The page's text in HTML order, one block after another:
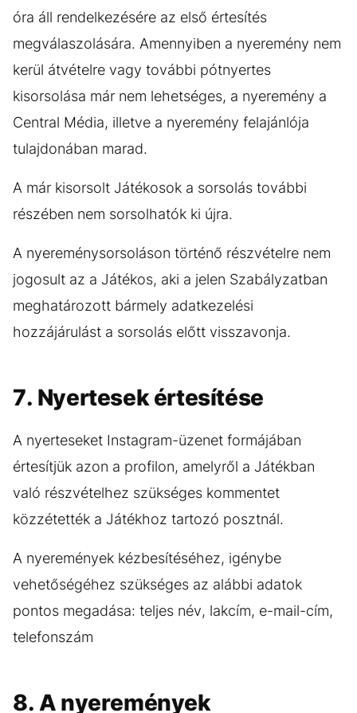
óra áll rendelkezésére az első értesítés
megválaszolására. Amennyiben a nyeremény nem
kerül átvételre vagy további pótnyertes
kisorsolása már nem lehetséges, a nyeremény a
Central Média, illetve a nyeremény felajánlója
tulajdonában marad.
A már kisorsolt Játékosok a sorsolás további
részében nem sorsolhatók ki újra.
A nyereménysorsoláson történő részvételre nem
jogosult az a Játékos, aki a jelen Szabályzatban
meghatározott bármely adatkezelési
hozzájárulást a sorsolás előtt visszavonja.
7. Nyertesek értesítése
A nyerteseket Instagram-üzenet formájában
értesítjük azon a profilon, amelyről a Játékban
való részvételhez szükséges kommentet
közzétették a Játékhoz tartozó posztnál.
A nyeremények kézbesítéséhez, igénybe
vehetőségéhez szükséges az alábbi adatok
pontos megadása: teljes név, lakcím, e-mail-cím,
telefonszám
8. A nyeremények